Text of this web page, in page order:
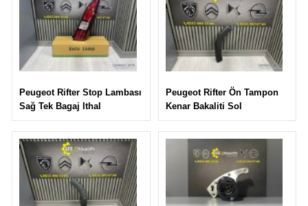
Peugeot Rifter Stop Lambası
Sağ Tek Bagaj Ithal
Peugeot Rifter Ön Tampon
Kenar Bakaliti Sol